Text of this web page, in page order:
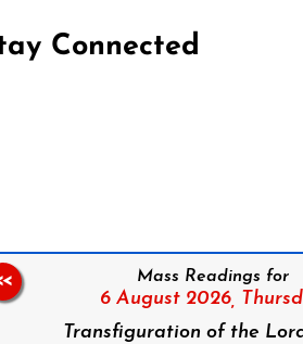
Connected
Mass Readings for
6 August 2026,
Transfiguration of the